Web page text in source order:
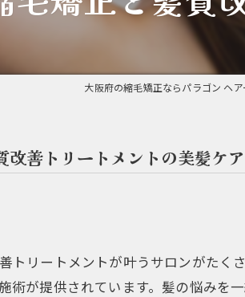
大阪府の縮毛矯正ならパラゴン ヘア
善トリートメントの美髪ケア
トリートメントが叶うサロンがたく
が提供されています。髪の悩みを